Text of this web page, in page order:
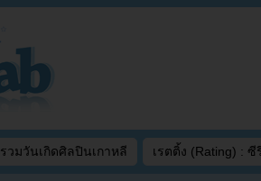
รวมวันเกิดศิลปินเกาหลี เรตติ้ง (Rating) : ซี